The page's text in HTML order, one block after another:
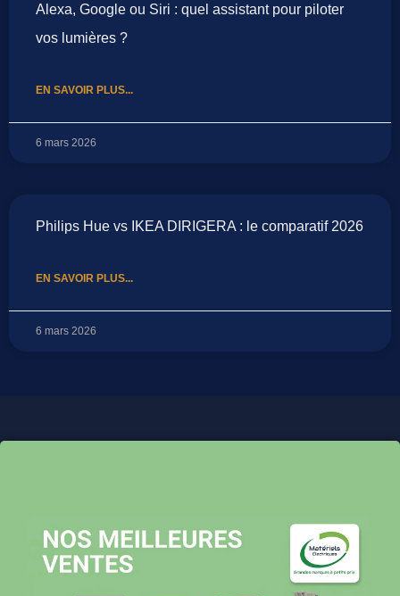
Alexa, Google ou Siri : quel assistant pour piloter
vos lumières ?
EN SAVOIR PLUS...
6 mars 2026
Philips Hue vs IKEA DIRIGERA : le comparatif 2026
EN SAVOIR PLUS...
6 mars 2026
Pourquoi nous choisir ?
Stock en temps réel : quantités toujours à jour sur le site